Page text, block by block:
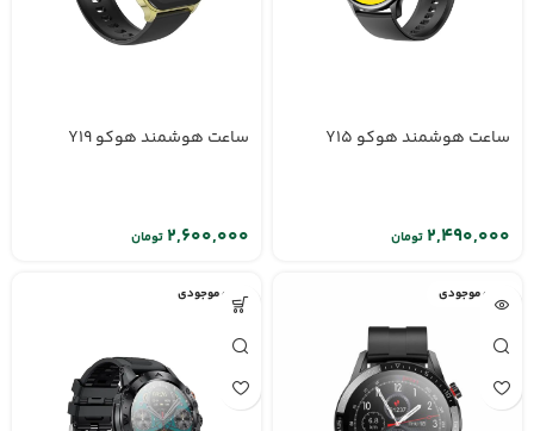
ساعت هوشمند هوکو Y15
تومان
ساعت هوشمند هوکو Y19
تومان
اتمام موجودی اتمام موجودی